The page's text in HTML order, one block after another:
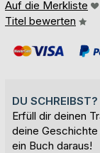
Auf die Merkliste
Titel bewerten
DU SCHREIBST?
Erfüll dir deinen
deine
ein Buch daraus!